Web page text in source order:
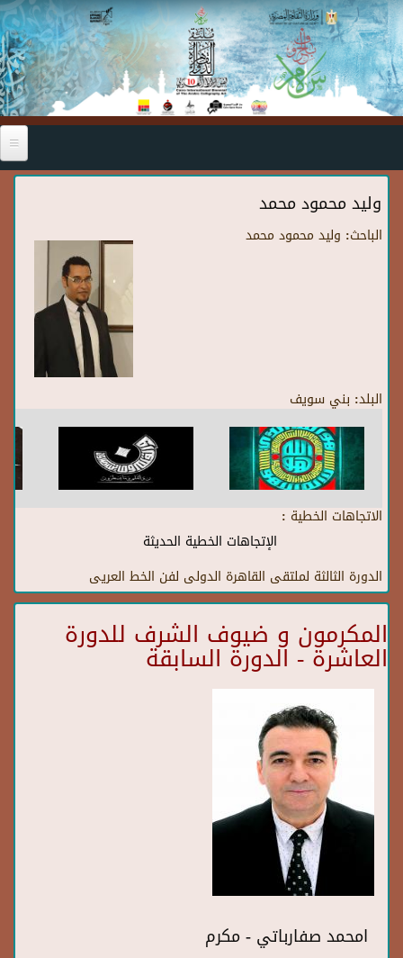
Skip to main content
وليد محمود محمد
الباحث: وليد محمود محمد
البلد: بني سويف
الاتجاهات الخطية :
الإتجاهات الخطية الحديثة
الدورة الثالثة لملتقى القاهرة الدولى لفن الخط العريى
المكرمون و ضيوف الشرف للدورة
العاشرة - الدورة السابقة
امحمد صفارباتي - مكرم